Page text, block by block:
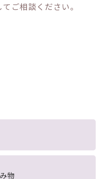
ご相談ください。
物